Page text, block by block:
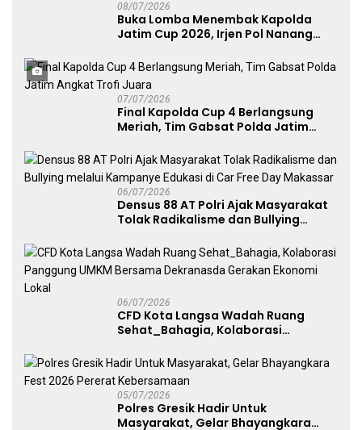
08/07/2026
Buka Lomba Menembak Kapolda
Jatim Cup 2026, Irjen Pol Nanang
Penggunaan Senjata Api
07/07/2026
Final Kapolda Cup 4 Berlangsung
Meriah, Tim Gabsat Polda Jatim
06/07/2026
Densus 88 AT Polri Ajak Masyarakat
Tolak Radikalisme dan Bullying
Free Day Makassar
06/07/2026
CFD Kota Langsa Wadah Ruang
Sehat_Bahagia, Kolaborasi
Dekranasda Gerakan Ekonomi Lokal
05/07/2026
Polres Gresik Hadir Untuk
Masyarakat, Gelar Bhayangkara